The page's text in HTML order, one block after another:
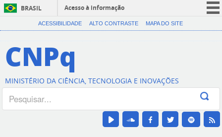
BRASIL
Acesso à informação
CORONAVÍRUS (COVID-19)
Canais
ACESSIBILIDADE ALTO CONTRASTE MAPA DO SITE
CNPq
MINISTÉRIO DA CIÊNCIA, TECNOLOGIA E INOVAÇÕES